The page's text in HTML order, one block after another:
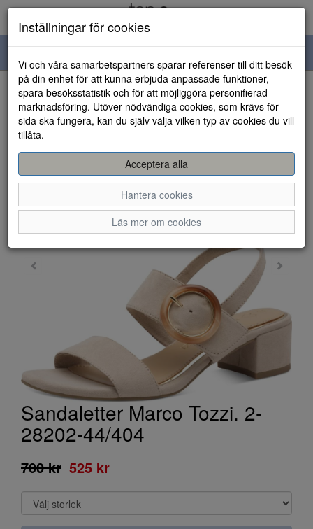
navigation
HEM
Sandaletter Marco Tozzi. 2-
28202-44/404
700 kr 525 kr
Inställningar för cookies
Vi och våra samarbetspartners sparar referenser till ditt besök
på din enhet för att kunna erbjuda anpassade funktioner,
spara besöksstatistik och för att möjliggöra personifierad
marknadsföring. Utöver nödvändiga cookies, som krävs för
sida ska fungera, kan du själv välja vilken typ av cookies du vill
tillåta.
Acceptera alla
Hantera cookies
Läs mer om cookies